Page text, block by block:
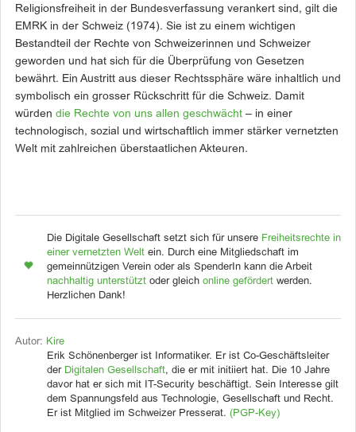
Religionsfreiheit in der Bundesverfassung verankert sind, gilt die
EMRK in der Schweiz (1974). Sie ist zu einem wichtigen
Bestandteil der Rechte von Schweizerinnen und Schweizer
geworden und hat sich für die Überprüfung von Gesetzen
bewährt. Ein Austritt aus dieser Rechtssphäre wäre inhaltlich und
symbolisch ein grosser Rückschritt für die Schweiz. Damit
würden die Rechte von uns allen geschwächt – in einer
technologisch, sozial und wirtschaftlich immer stärker vernetzten
Welt mit zahlreichen überstaatlichen Akteuren.
Die Digitale Gesellschaft setzt sich für unsere Freiheitsrechte in
einer vernetzten Welt ein. Durch eine Mitgliedschaft im
gemeinnützigen Verein oder als SpenderIn kann die Arbeit
nachhaltig unterstützt oder gleich online gefördert werden.
Herzlichen Dank!
Autor: Kire
Erik Schönenberger ist Informatiker. Er ist Co-Geschäftsleiter
der Digitalen Gesellschaft, die er mit initiiert hat. Die 10 Jahre
davor hat er sich mit IT-Security beschäftigt. Sein Interesse gilt
dem Spannungsfeld aus Technologie, Gesellschaft und Recht.
Er ist Mitglied im Schweizer Presserat. (PGP-Key)